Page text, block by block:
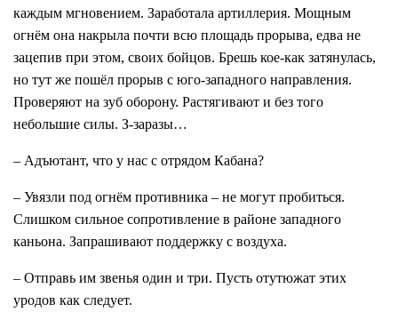
каждым мгновением. Заработала артиллерия. Мощным
огнём она накрыла почти всю площадь прорыва, едва не
зацепив при этом, своих бойцов. Брешь кое-как затянулась,
но тут же пошёл прорыв с юго-западного направления.
Проверяют на зуб оборону. Растягивают и без того
небольшие силы. З-заразы…
– Адъютант, что у нас с отрядом Кабана?
– Увязли под огнём противника – не могут пробиться.
Слишком сильное сопротивление в районе западного
каньона. Запрашивают поддержку с воздуха.
– Отправь им звенья один и три. Пусть отутюжат этих
уродов как следует.